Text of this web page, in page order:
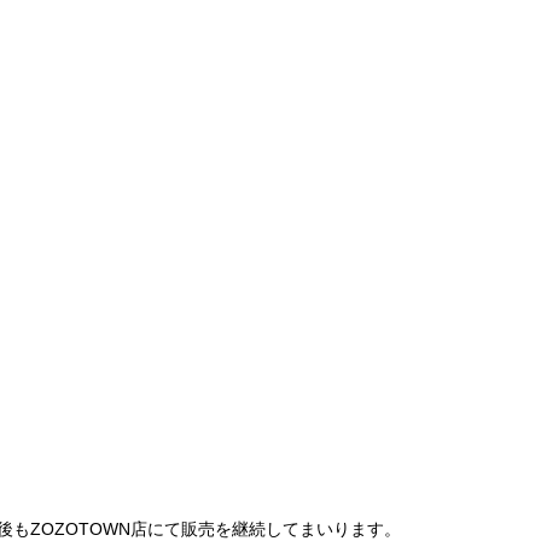
ZOZOTOWN店にて販売を継続してまいります。